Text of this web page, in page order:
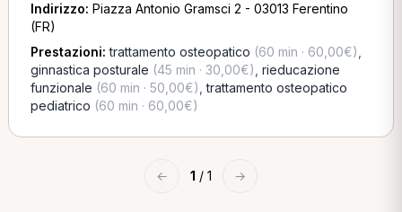
Indirizzo: Piazza Antonio Gramsci 2 - 03013 Ferentino
(FR)
Prestazioni:trattamento osteopatico (60 min · 60,00€)
ginnastica posturale (45 min · 30,00€) rieducazione
funzionale (60 min · 50,00€) ,trattamento osteopatico
pediatrico (60 min · 60,00€)
← 1 / 1 →